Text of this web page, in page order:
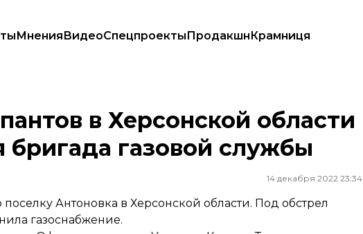
МненияВидеоСпецпроектыПродакшнКрамниця
ремонтная бригада газовой службы
в Херсонской области
бригада газовой службы
14 декабря 2022 23:34
Антоновка в Херсонской области. Под обстрел
газоснабжение.